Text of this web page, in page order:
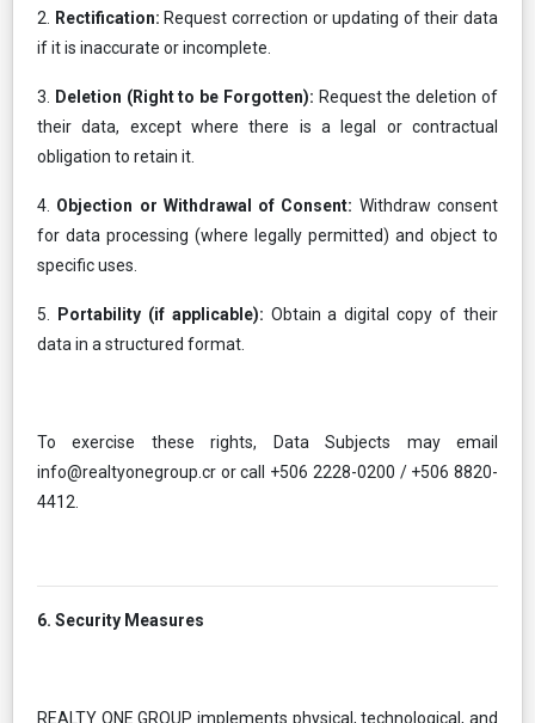
2. Rectification: Request correction or updating of their data
if it is inaccurate or incomplete.
3. Deletion (Right to be Forgotten): Request the deletion of
their data, except where there is a legal or contractual
obligation to retain it.
4. Objection or Withdrawal of Consent: Withdraw consent
for data processing (where legally permitted) and object to
specific uses.
5. Portability (if applicable): Obtain a digital copy of their
data in a structured format.
To exercise these rights, Data Subjects may email
info@realtyonegroup.cr or call +506 2228-0200 / +506 8820-
4412.
6. Security Measures
REALTY ONE GROUP implements physical, technological, and